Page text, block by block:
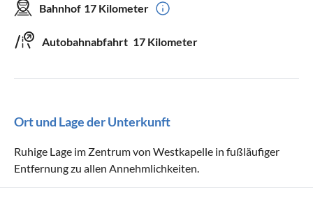
Bahnhof 17 Kilometer
Autobahnabfahrt 17 Kilometer
Ort und Lage der Unterkunft
Ruhige Lage im Zentrum von Westkapelle in fußläufiger
Entfernung zu allen Annehmlichkeiten.